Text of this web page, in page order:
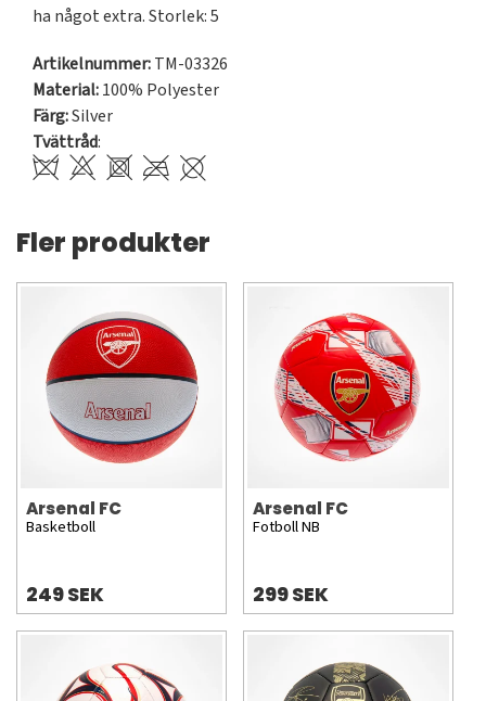
ha något extra. Storlek: 5
Artikelnummer:TM-03326
Material:100% Polyester
Färg:Silver
Tvättråd:
Fler produkter
Arsenal FC
Basketboll
249 SEK
Arsenal FC
Fotboll NB
299 SEK